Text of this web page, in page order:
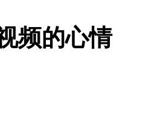
频的心情